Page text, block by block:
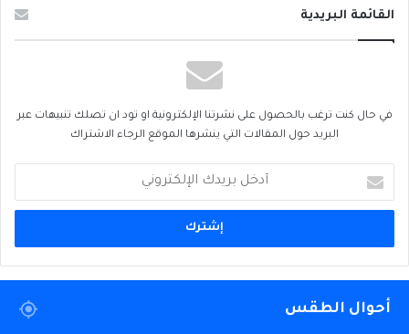
القائمة البريدية
في حال كنت ترغب بالحصول على نشرتنا الإلكترونية او تود ان تصلك تنبيهات عبر
البريد حول المقالات التي ينشرها الموقع الرجاء الاشتراك
بريدك
الإلكتروني
أحوال الطقس